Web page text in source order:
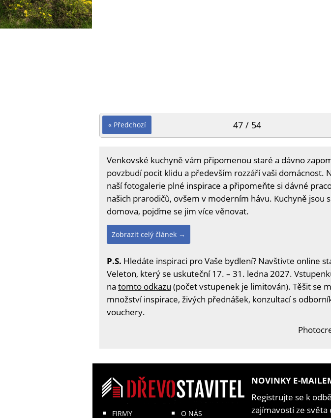
« Předchozí 47 / 54
Venkovské kuchyně vám připomenou staré a dávno
povzbudí pocit klidu a především rozzáří vaši domácnost.
naší fotogalerie plné inspirace a připomeňte si dávné
našich prarodičů, ovšem v moderním hávu. Kuchyně jsou
domova, pojďme se jim více věnovat.
Zobrazit celý článek →
P.S. Hledáte inspiraci pro Vaše bydlení? Navštivte online
Veleton, který se uskuteční 17. – 31. ledna 2027.
na tomto odkazu (počet vstupenek je limitován). Těšit se
množství inspirace, živých přednášek, konzultací s
vouchery.
FIRMY O NÁS
NOVINKY E-
Registrujte se k
zajímavostí ze